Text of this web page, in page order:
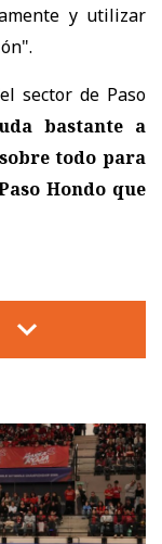
y utilizar
sector de Paso
bastante a
todo para
Hondo que